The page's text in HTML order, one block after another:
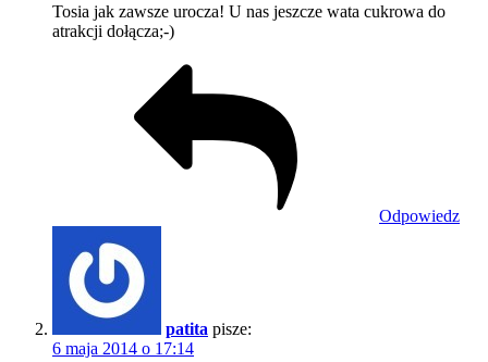
Tosia jak zawsze urocza! U nas jeszcze wata cukrowa do
atrakcji dołącza;-)
Odpowiedz
patita pisze:
6 maja 2014 o 17:14